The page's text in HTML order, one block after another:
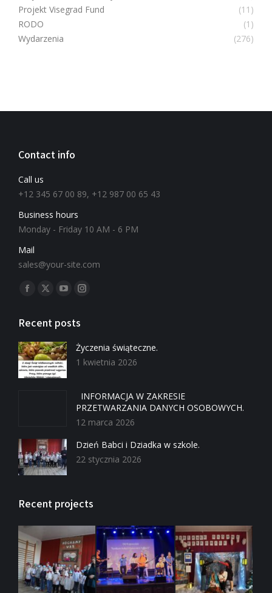
Projekt Visegrad Fund
(11)
RODO
(1)
Wydarzenia
(276)
Contact info
Call us
+12 345 67 00 89, +12 987 00 65 43
Business hours
Monday - Friday 10 AM - 6 PM
Mail
sales@your-site.com
Znajdź nas na:
Recent posts
Życzenia świąteczne.
1 kwietnia 2026
INFORMACJA W ZAKRESIE
PRZETWARZANIA DANYCH OSOBOWYCH.
12 marca 2026
Dzień Babci i Dziadka w szkole.
22 stycznia 2026
Recent projects